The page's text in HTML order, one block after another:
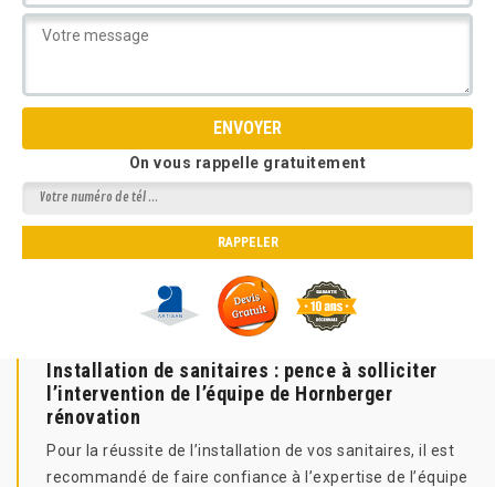
On vous rappelle gratuitement
Installation de sanitaires : pence à solliciter
l’intervention de l’équipe de Hornberger
rénovation
Pour la réussite de l’installation de vos sanitaires, il est
recommandé de faire confiance à l’expertise de l’équipe